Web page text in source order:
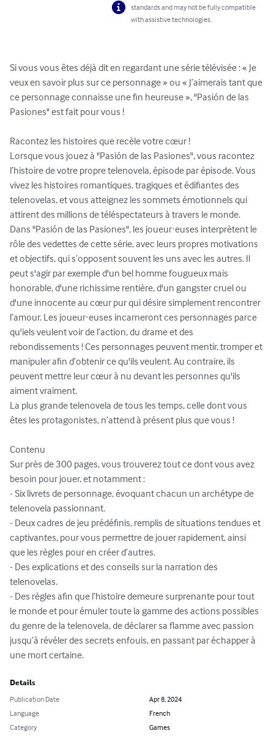
standards and may not be fully compatible
with assistive technologies.
Si vous vous êtes déjà dit en regardant une série télévisée : « Je
veux en savoir plus sur ce personnage » ou « J’aimerais tant que
ce personnage connaisse une fin heureuse », "Pasión de las
Pasiones" est fait pour vous !
Racontez les histoires que recèle votre cœur !
Lorsque vous jouez à "Pasión de las Pasiones", vous racontez
l’histoire de votre propre telenovela, épisode par épisode. Vous
vivez les histoires romantiques, tragiques et édifiantes des
telenovelas, et vous atteignez les sommets émotionnels qui
attirent des millions de téléspectateurs à travers le monde.
Dans "Pasión de las Pasiones", les joueur·euses interprètent le
rôle des vedettes de cette série, avec leurs propres motivations
et objectifs, qui s’opposent souvent les uns avec les autres. Il
peut s'agir par exemple d'un bel homme fougueux mais
honorable, d'une richissime rentière, d'un gangster cruel ou
d'une innocente au cœur pur qui désire simplement rencontrer
l’amour. Les joueur·euses incarneront ces personnages parce
qu'iels veulent voir de l’action, du drame et des
rebondissements ! Ces personnages peuvent mentir, tromper et
manipuler afin d’obtenir ce qu'ils veulent. Au contraire, ils
peuvent mettre leur cœur à nu devant les personnes qu'ils
aiment vraiment.
La plus grande telenovela de tous les temps, celle dont vous
êtes les protagonistes, n’attend à présent plus que vous !
Contenu
Sur près de 300 pages, vous trouverez tout ce dont vous avez
besoin pour jouer, et notamment :
- Six livrets de personnage, évoquant chacun un archétype de
telenovela passionnant.
- Deux cadres de jeu prédéfinis, remplis de situations tendues et
captivantes, pour vous permettre de jouer rapidement, ainsi
que les règles pour en créer d’autres.
- Des explications et des conseils sur la narration des
telenovelas.
- Des règles afin que l’histoire demeure surprenante pour tout
le monde et pour émuler toute la gamme des actions possibles
du genre de la telenovela, de déclarer sa flamme avec passion
jusqu’à révéler des secrets enfouis, en passant par échapper à
une mort certaine.
Details
Publication Date
Apr 8, 2024
Language
French
Category
Games